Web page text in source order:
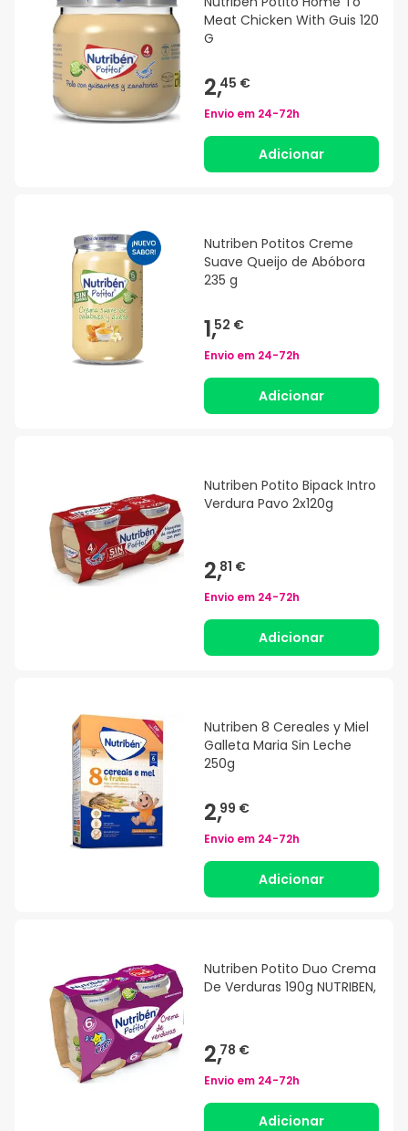
Meat Chicken With Guis 120
G
2,45 €
Envio em 24-72h
Adicionar
Nutriben Potitos Creme
Suave Queijo de Abóbora
235 g
1,52 €
Envio em 24-72h
Adicionar
Nutriben Potito Bipack Intro
Verdura Pavo 2x120g
2,81 €
Envio em 24-72h
Adicionar
Nutriben 8 Cereales y Miel
Galleta Maria Sin Leche
250g
2,99 €
Envio em 24-72h
Adicionar
Nutriben Potito Duo Crema
De Verduras 190g NUTRIBEN,
2,78 €
Envio em 24-72h
Adicionar